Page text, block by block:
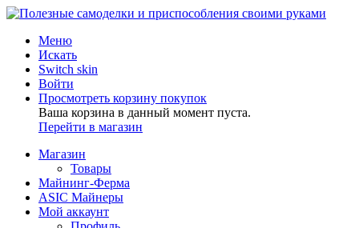
Меню
Искать
Switch skin
Войти
Просмотреть корзину покупок
Ваша корзина в данный момент пуста.
Перейти в магазин
Магазин
Товары
Майнинг-Ферма
ASIC Майнеры
Мой аккаунт